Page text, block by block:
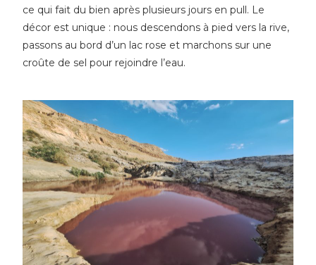
ce qui fait du bien après plusieurs jours en pull. Le
décor est unique : nous descendons à pied vers la rive,
passons au bord d’un lac rose et marchons sur une
croûte de sel pour rejoindre l’eau.